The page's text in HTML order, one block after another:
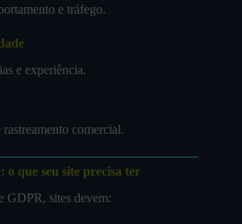
e tráfego.
e experiência.
comercial.
o que seu site precisa ter
GDPR, sites devem: